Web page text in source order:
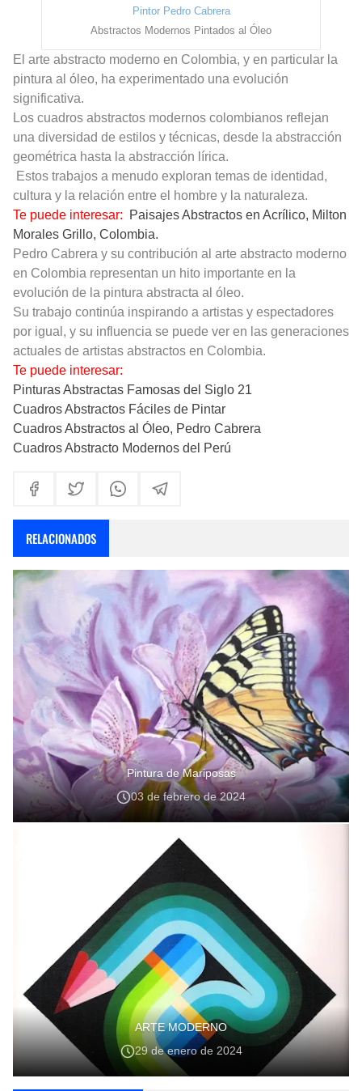
Pintor Pedro Cabrera
Abstractos Modernos Pintados al Óleo
El arte abstracto moderno en Colombia, y en particular la
pintura al óleo, ha experimentado una evolución
significativa.
Los cuadros abstractos modernos colombianos reflejan
una diversidad de estilos y técnicas, desde la abstracción
geométrica hasta la abstracción lírica.
Estos trabajos a menudo exploran temas de identidad,
cultura y la relación entre el hombre y la naturaleza.
Te puede interesar:
Paisajes Abstractos en Acrílico, Milton
Morales Grillo, Colombia.
Pedro Cabrera y su contribución al arte abstracto moderno
en Colombia representan un hito importante en la
evolución de la pintura abstracta al óleo.
Su trabajo continúa inspirando a artistas y espectadores
por igual, y su influencia se puede ver en las generaciones
actuales de artistas abstractos en Colombia.
Te puede interesar:
Pinturas Abstractas Famosas del Siglo 21
Cuadros Abstractos Fáciles de Pintar
Cuadros Abstractos al Óleo, Pedro Cabrera
Cuadros Abstracto Modernos del Perú
RELACIONADOS
Pintura de Mariposas
03 de febrero de 2024
ARTE MODERNO
29 de enero de 2024